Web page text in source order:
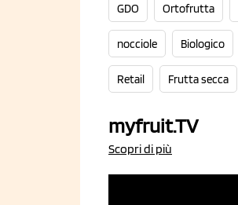
GDO Ortofrutta
nocciole Biologico
Retail Frutta secca
myfruit.TV
Scopri di più